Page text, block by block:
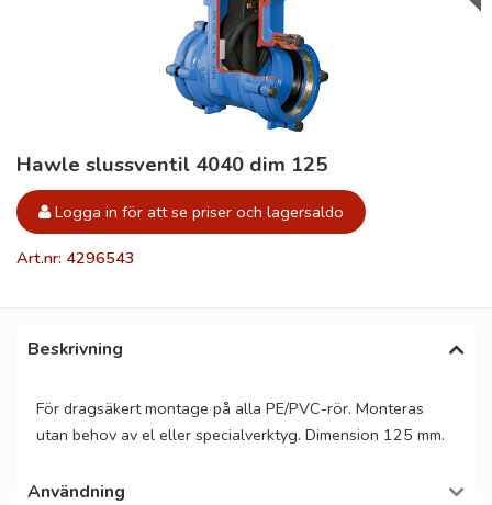
Hawle slussventil 4040 dim 125
Logga in för att se priser och lagersaldo
Art.nr: 4296543
Beskrivning
För dragsäkert montage på alla PE/PVC-rör. Monteras
utan behov av el eller specialverktyg. Dimension 125 mm.
Användning